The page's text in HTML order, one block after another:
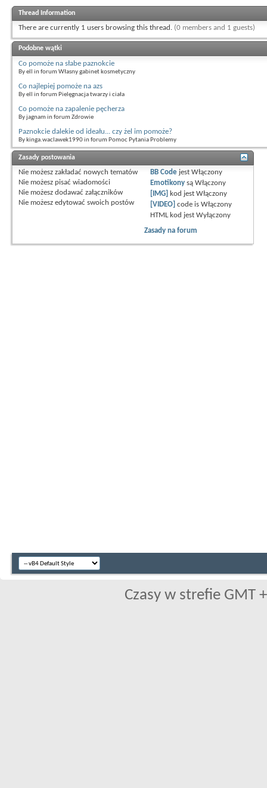
Thread Information
There are currently 1 users browsing this thread. (0 members and 1 guests)
Podobne wątki
Co pomoże na słabe paznokcie
By ell in forum Własny gabinet kosmetyczny
Co najlepiej pomoże na azs
By ell in forum Pielęgnacja twarzy i ciała
Co pomoże na zapalenie pęcherza
By jagnam in forum Zdrowie
Paznokcie dalekie od ideału... czy żel im pomoże?
By kinga.waclawek1990 in forum Pomoc Pytania Problemy
Zasady postowania
Nie możesz zakładać nowych tematów
Nie możesz pisać wiadomości
Nie możesz dodawać załączników
Nie możesz edytować swoich postów
BB Code jestWłączony
Emotikony sąWłączony
[IMG]
kod jestWłączony
[VIDEO] code isWłączony
HTML kod jestWyłączony
Zasady na forum
Czasy w strefie GMT